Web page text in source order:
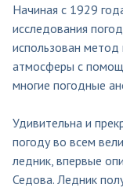
Начиная с 1929
исследования
использован метод
атмосферы с
многие погодные
Удивительна и
погоду во всем
ледник, впервые
Седова. Ледник